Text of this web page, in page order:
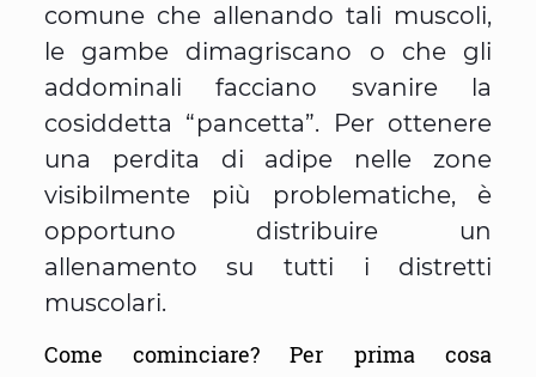
comune che allenando tali muscoli,
le gambe dimagriscano o che gli
addominali facciano svanire la
cosiddetta “pancetta”. Per ottenere
una perdita di adipe nelle zone
visibilmente più problematiche, è
opportuno distribuire un
allenamento su tutti i distretti
muscolari.
Come cominciare? Per prima cosa